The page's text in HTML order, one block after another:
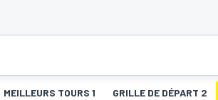
MEILLEURS TOURS 1 GRILLE DE DÉPART 2